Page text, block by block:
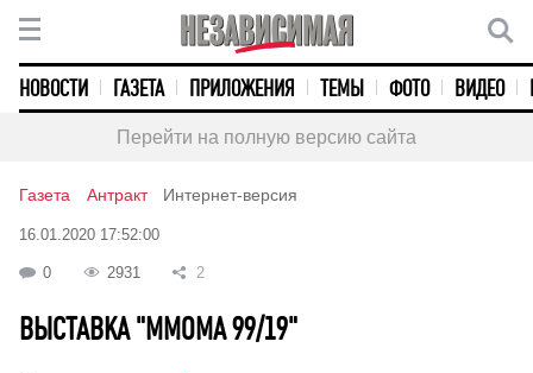
НОВОСТИ ГАЗЕТА ПРИЛОЖЕНИЯ ТЕМЫ ФОТО ВИДЕО
Перейти на полную версию сайта
Газета Антракт Интернет-версия
16.01.2020 17:52:00
0 2931 2
ВЫСТАВКА "MMOMA 99/19"